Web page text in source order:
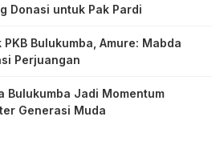
Donasi untuk Pak Pardi
Bulukumba, Amure: Mabda
Perjuangan
Bulukumba Jadi Momentum
Generasi Muda